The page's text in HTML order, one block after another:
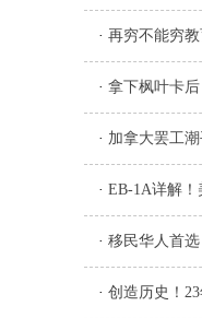
· 再穷不能穷
· 拿下枫叶卡
· 加拿大罢工
· EB-1A详解！
· 移民华人首
· 创造历史！